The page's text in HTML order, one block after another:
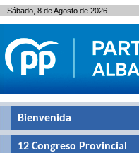
Bienvenida
12 Congreso Provincial
Sábado, 8 de Agosto de 2026